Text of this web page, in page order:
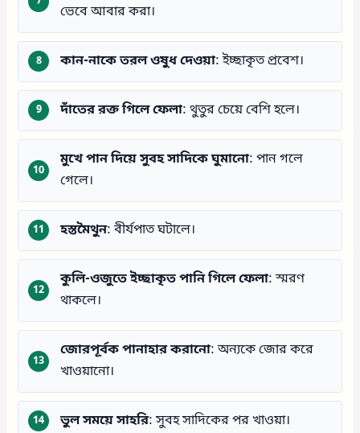
ভেবে আবার করা।
কান-নাকে তরল ওষুধ দেওয়া: ইচ্ছাকৃত প্রবেশ।
দাঁতের রক্ত গিলে ফেলা: থুতুর চেয়ে বেশি হলে।
মুখে পান দিয়ে সুবহ সাদিকে ঘুমানো: পান গলে
গেলে।
হস্তমৈথুন: বীর্যপাত ঘটালে।
কুলি-ওজুতে ইচ্ছাকৃত পানি গিলে ফেলা: স্মরণ
থাকলে।
জোরপূর্বক পানাহার করানো: অন্যকে জোর করে
খাওয়ানো।
ভুল সময়ে সাহরি: সুবহ সাদিকের পর খাওয়া।